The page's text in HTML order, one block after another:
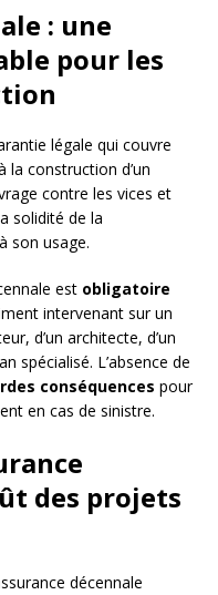
: une
pour les
légale qui couvre
la construction d’un
contre les vices et
solidité de la
son usage.
est obligatoire
intervenant sur un
d’un architecte, d’un
spécialisé. L’absence de
conséquences pour
en cas de sinistre.
des projets
décennale